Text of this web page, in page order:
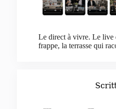
Le direct à vivre. Le live
frappe, la terrasse qui